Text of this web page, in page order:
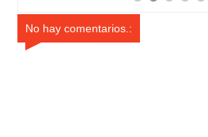
No hay comentarios.: